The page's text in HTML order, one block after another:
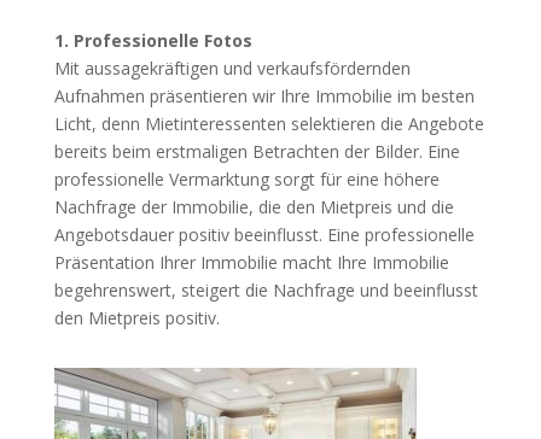
1. Professionelle Fotos
Mit aussagekräftigen und verkaufsfördernden
Aufnahmen präsentieren wir Ihre Immobilie im besten
Licht, denn Mietinteressenten selektieren die Angebote
bereits beim erstmaligen Betrachten der Bilder. Eine
professionelle Vermarktung sorgt für eine höhere
Nachfrage der Immobilie, die den Mietpreis und die
Angebotsdauer positiv beeinflusst. Eine professionelle
Präsentation Ihrer Immobilie macht Ihre Immobilie
begehrenswert, steigert die Nachfrage und beeinflusst
den Mietpreis positiv.